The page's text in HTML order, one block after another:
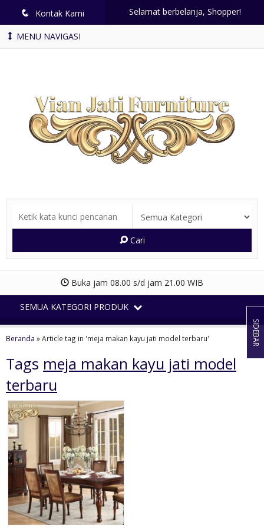
q Kontak Kami Selamat berbelanja, Shopper!
MENU NAVIGASI
Cari
Buka jam 08.00 s/d jam 21.00 WIB
SEMUA KATEGORI PRODUK
Beranda »Article tag in 'meja makan kayu jati model terbaru'
Tags meja makan kayu jati model
terbaru
SIDEBAR